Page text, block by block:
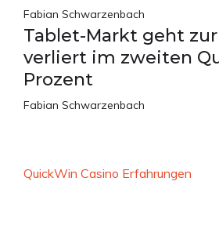
Fabian Schwarzenbach
Tablet-Markt geht
verliert im zweiten
Prozent
Fabian Schwarzenbach
QuickWin Casino Erfahrungen